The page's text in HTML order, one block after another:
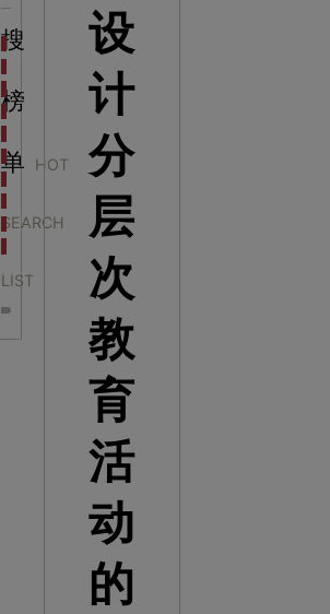
搜
榜
单 HOT
SEARCH
LIST
科学梦成功中标公主岭市科技馆新馆项目
科学梦中标中国科学技术馆2022年中国流动科技馆
科学梦中标洛阳市科学技术馆展品采购项目
科学梦中标方城县科技馆展厅升级项目
科学梦中标濮阳县科技馆公共安全体验馆项目
科学梦集团中标广西大学海洋科教馆项目
科学梦集团中标淮师附小科技长廊展项目
科学梦集团中标洪泽湖治理保护展示馆项目
设
计
分
层
次
教
育
活
动
的